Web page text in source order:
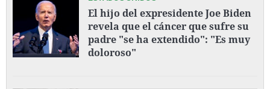
El hijo del expresidente Joe Biden
revela que el cáncer que sufre su
padre "se ha extendido": "Es muy
doloroso"